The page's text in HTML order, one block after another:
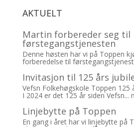
AKTUELT
Martin forbereder seg til
førstegangstjenesten
Denne høsten har vi på Toppen
forberedelse til
Invitasjon til 125 års
Vefsn Folkehøgskole Toppen 125
I 2024 er det 125 år siden Vefsn...
Linjebytte på Toppen
En gang i året har vi linjebytte på